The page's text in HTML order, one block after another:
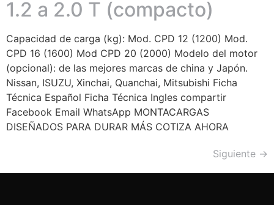
1.2 a 2.0 T (compacto)
Capacidad de carga (kg): Mod. CPD 12 (1200) Mod.
CPD 16 (1600) Mod CPD 20 (2000) Modelo del motor
(opcional): de las mejores marcas de china y Japón.
Nissan, ISUZU, Xinchai, Quanchai, Mitsubishi Ficha
Técnica Español Ficha Técnica Ingles compartir
Facebook Email WhatsApp MONTACARGAS
DISEÑADOS PARA DURAR MÁS COTIZA AHORA
Siguiente →